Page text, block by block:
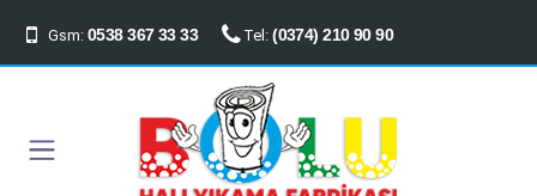
Gsm: 0538 367 33 33 Tel:(0374) 210 90 90